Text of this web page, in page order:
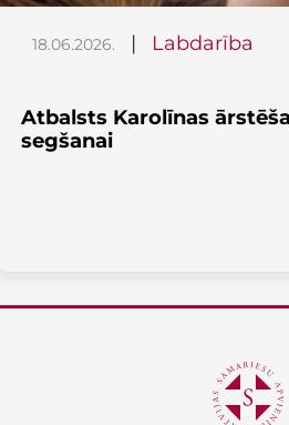
18.06.2026. | Labdarība
Atbalsts Karolīnas
segšanai